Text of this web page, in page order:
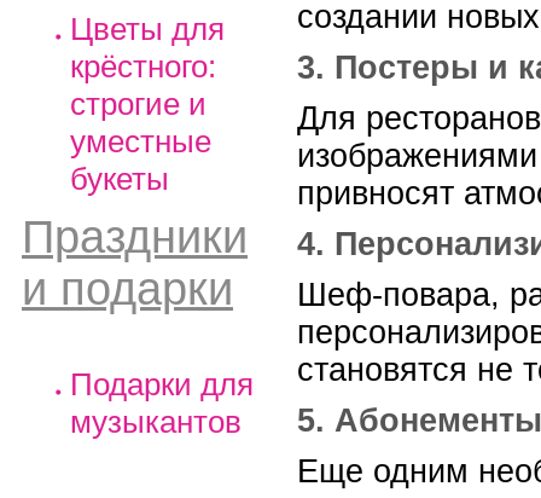
Цветы для
крёстного:
строгие и
уместные
букеты
Праздники
и подарки
Подарки для
музыкантов
создании
3. Постеры и
Для
привносят
4.
Шеф-повара,
становятся не
5.
Еще одним